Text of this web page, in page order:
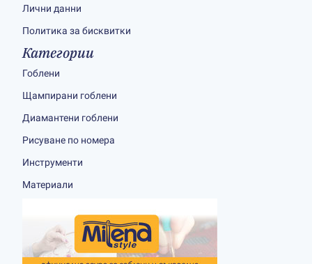
Лични данни
Политика за бисквитки
Категории
Гоблени
Щампирани гоблени
Диамантени гоблени
Рисуване по номера
Инструменти
Материали